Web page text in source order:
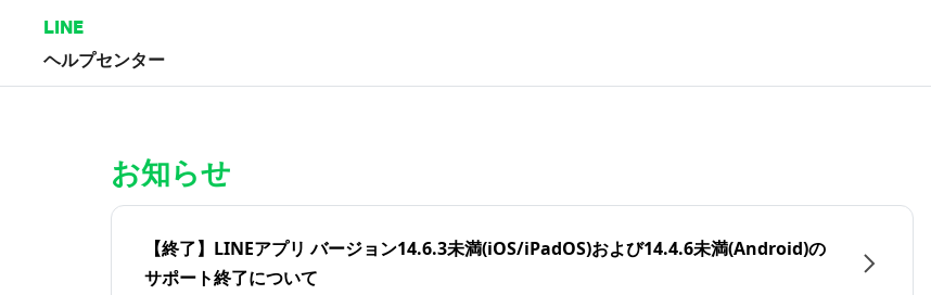
LINE
ヘルプセンター
お知らせ
【終了】LINEアプリ バージョン14.6.3未満(iOS/iPadOS)および14.4.6未満(Android)の
サポート終了について